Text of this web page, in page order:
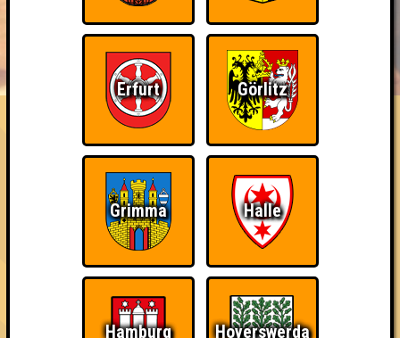
HIGHSCORE RESERVIERUNG
FAQ ÜBER UNS
Hirn, Schmalz und Pommes
Errungenschaften
Kleiner Hinweis: bei uns sind Teams, die in einem Stechen
verlieren, trotzdem auf dem 1. Platz - den haben sie sich
schließlich verdient! Entsprechend gibt es für diese auch
Errungenschaften für den 1. Platz.
Erfurt Görlitz
Grimma Halle
Hamburg Hoyerswerda